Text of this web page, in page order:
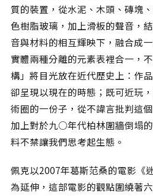
質的裝置，從水泥、木頭、磚塊
色樹脂玻璃，加上滑板的聲音，
音與材料的相互輝映下，融合成
實體兩種分離的元素表裡合一，
構」將目光放在近代歷史上：作
卻呈現以現在的時態；既可近玩
術圈的一份子，從不諱言批判這
加上對於九○年代柏林圍牆倒塌
料不禁讓我們思考起生態。
佩克以2007年葛斯范桑的電影《
為延伸，這部電影的觀點圍繞著